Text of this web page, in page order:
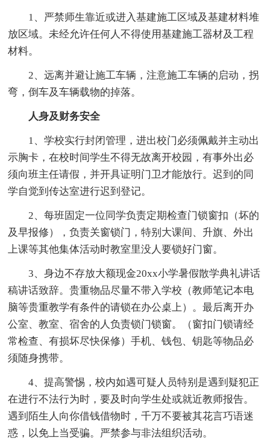
1、严禁师生靠近或进入基建施工区域及基建材料堆
放区域。未经允许任何人不得使用基建施工器材及工程
材料。
2、远离并避让施工车辆，注意施工车辆的启动，拐
弯，倒车及车辆载物的掉落。
人身及财务安全
1、学校实行封闭管理，进出校门必须佩戴并主动出
示胸卡，在校时间学生不得无故离开校园，有事外出必
须向班主任请假，并开具证明门卫才能放行。迟到的同
学自觉到传达室进行迟到登记。
2、每班固定一位同学负责定期检查门锁窗扣（坏的
及早报修），负责关窗锁门，特别大课间、升旗、外出
上课等其他集体活动时教室里没人要锁好门窗。
3、身边不存放大额现金20xx小学暑假散学典礼讲话
稿讲话致辞。贵重物品尽量不带入学校（教师笔记本电
脑等贵重教学有条件的请锁在办公桌上）。最后离开办
公室、教室、宿舍的人负责锁门锁窗。（窗扣门锁请经
常检查、有损坏尽快保修）手机、钱包、钥匙等物品必
须随身携带。
4、提高警惕，校内如遇可疑人员特别是遇到疑犯正
在进行不法行为时，要及时向学生处或就近教师报告。
遇到陌生人向你借钱借物时，千万不要被其花言巧语迷
惑，以免上当受骗。严禁参与非法组织活动。